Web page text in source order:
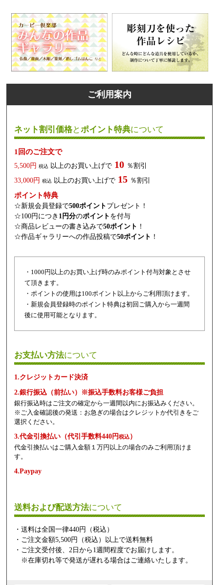
ご利用案内
ネット割引価格とポイント特典について
1回のご注文で
5,500円 税込 以上のお買い上げで 10 ％割引
33,000円 税込 以上のお買い上げで 15 ％割引
ポイント特典
☆新規会員登録で500ポイント プレゼント！
☆100円につき 1円分のポイント を付与
☆商品レビューの書き込みで50ポイント ！
☆作品ギャラリーへの作品投稿で50ポイント ！
・1000円以上のお買い上げ時のみポイント付与対象とさせ
て頂きます。
・ポイントの使用は100ポイント以上からご利用頂けます。
・新規会員登録時のポイント特典は初回ご購入から一週間
後に使用可能となります。
お支払い方法について
1.クレジットカード決済
2.銀行振込（前払い）※振込手数料お客様ご負担
銀行振込時はご注文の確定から一週間以内にお振込みください。
※ご入金確認後の発送：お急ぎの場合はクレジットか代引きをご
選択ください。
3.代金引換払い（代引手数料440円税込）
代金引換払いはご購入金額１万円以上の場合のみご利用頂けま
す。
4.Paypay
送料および配送方法について
・送料は全国一律440円（税込）
・ご注文金額5,500円（税込）以上で送料無料
・ご注文受付後、2日から1週間程度でお届けします。
※在庫切れ等で発送が遅れる場合はご連絡いたします。